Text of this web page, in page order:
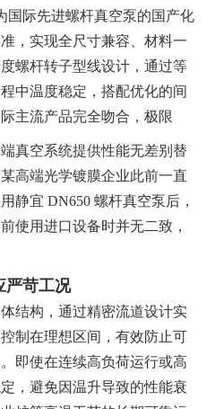
国际先进螺杆真空泵的国产化
，实现全尺寸兼容、材料一
螺杆转子型线设计，通过等
中温度稳定，搭配优化的间
主流产品完全吻合，极限
真空系统提供性能无差别替
高端光学镀膜企业此前一直
静宜 DN650 螺杆真空泵后，
使用进口设备时并无二致，
严苛工况
结构，通过精密流道设计实
制在理想区间，有效防止可
即使在连续高负荷运行或高
，避免因温升导致的性能衰